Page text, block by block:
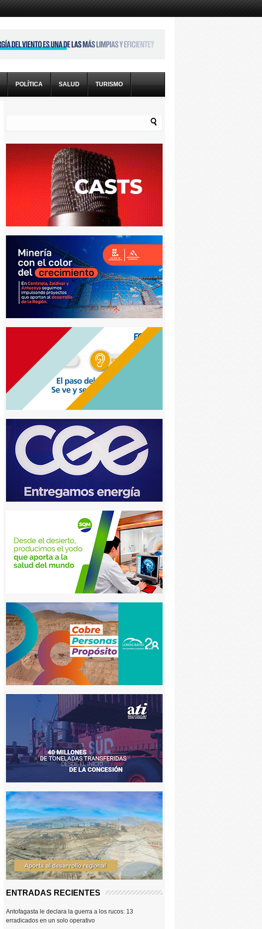
POLÍTICA SALUD TURISMO
ENTRADAS RECIENTES
Antofagasta le declara la guerra a los rucos: 13
erradicados en un solo operativo